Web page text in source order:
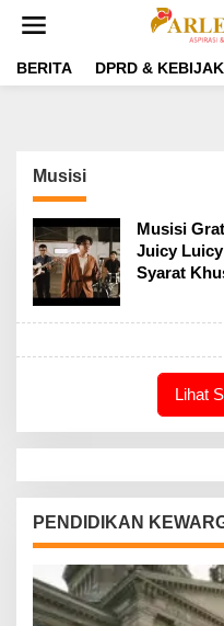
t
BERITA DPRD &
Musisi
Musisi
Juicy
Syarat
Lihat
PENDIDIKAN